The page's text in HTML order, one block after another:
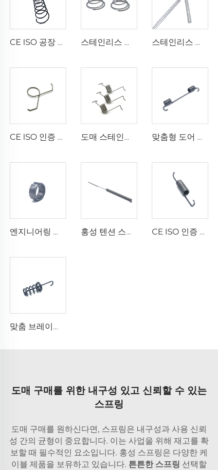
CE ISO 공장 탄소강 스프링 코일 압축 스프링 스테인리스 스틸 원뿔형 타워 스프링 압축 스프링 대량 판매 스테인리스 스틸 맞춤 소형 코일 압축 스프링 대량 판매
CE ISO 인증 공장 와이어 성형 스테인리스 스틸 더블 토션 스프링 클립 도매 스테인리스 스틸 스프링 운동기구 토션 스프링 맞춤형 도어 리턴 스테인레스 스틸 비틀림 스프링
엔지니어링 기계용 금속 부싱 베어링 슬리브 대량 판매 홍성 텐션 스프링 와이어 스타일 스테인리스 스틸 스프링 제작 CE ISO 인증 공장 메탈 스파이럴 소형 미니 더블 후크 익스텐션 스프링
맞춤 브레이크 페달 스프링 카본 스틸 익스텐션 리턴 스프링
도매 구매를 위한 내구성 있고 신뢰할 수 있는
스프링
도매 구매를 원하신다면, 스프링은 내구성과 사용 신뢰
성 간의 균형이 중요합니다. 이는 사업을 위해 재고를 확
보할 때 필수적인 요소입니다. 홍성 스프링은 다양한 케
이블 제품을 보유하고 있습니다. 튼튼한 스프링 선택할